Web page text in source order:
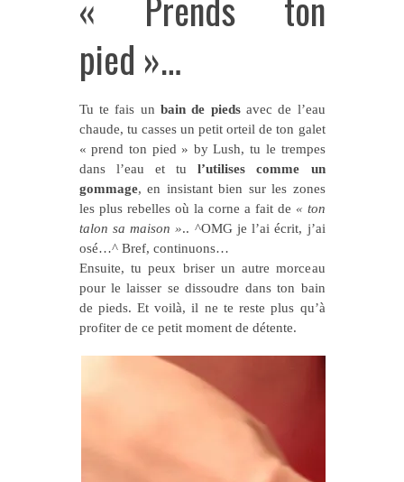
pied »…
Tu te fais un bain de piedsavec de l’eau
chaude, tu casses un petit orteil de ton galet
« prend ton pied » by Lush, tu le trempes
dans l’eau et tul’utilises comme un
gommage, en insistant bien sur les zones
les plus rebelles où la corne a fait de « ton
talon sa maison ».. ^OMG je l’ai écrit, j’ai
osé…^ Bref, continuons…
Ensuite, tu peux briser un autre morceau
pour le laisser se dissoudre dans ton bain
de pieds. Et voilà, il ne te reste plus qu’à
profiter de ce petit moment de détente.